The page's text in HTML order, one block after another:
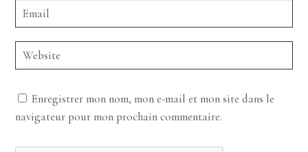
Enregistrer mon nom, mon e-mail et mon site dans le
navigateur pour mon prochain commentaire.